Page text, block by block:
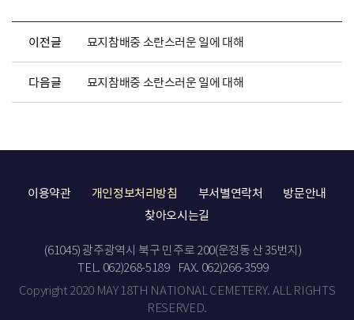
이전글 묘지참배중 소란스러운 일에 대해
다음글 묘지참배중 소란스러운 일에 대해
이용약관 개인정보처리방침 부서별연락처
방문안내
찾아오시는길
(61045) 광주광역시 북구 민주로 200(운정동 산 35번지)
TEL. 062)268-5189
FAX. 062)266-3599
Copyright 2020 MAY 18TH NATIONAL CEMETERY. ALL RIGHTS
RESERVED.